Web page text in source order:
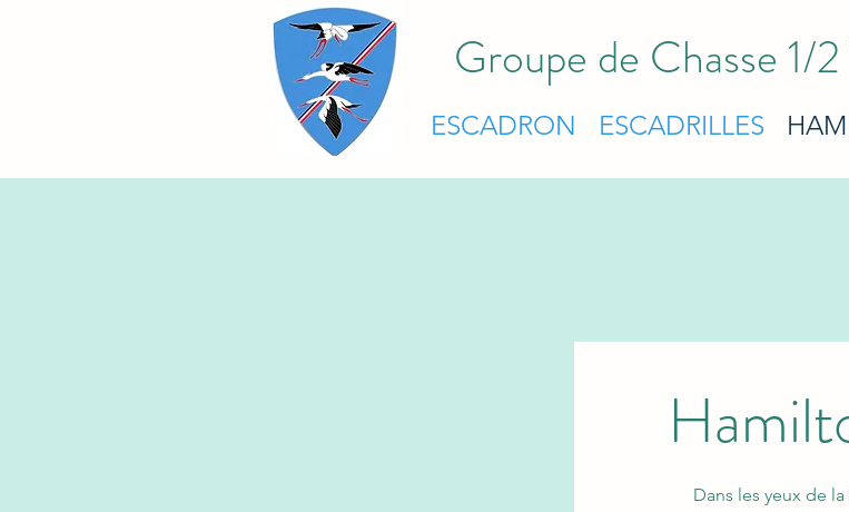
ESCADRON ESCADRILLES
Groupe de Chasse 1/
Dans les yeux de